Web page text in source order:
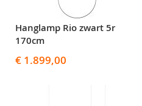
Hanglamp Rio zwart 5r
170cm
€ 1.899,00